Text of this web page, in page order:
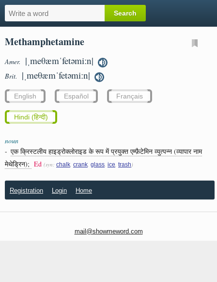
Methamphetamine
Amer. |ˌmeθæmˈfetəmiːn|
Brit. |ˌmeθæmˈfetəmiːn|
English Español Français
Hindi (हिन्दी)
noun
- एक क्रिस्टलीय हाइड्रोक्लोराइड के रूप में प्रयुक्त एम्फ़ैटेमिन व्युत्पन्न (व्यापार नाम
मेथेड्रिन); Ed (syn: chalk crank glass ice trash )
Registration Login Home
mail@showmeword.com